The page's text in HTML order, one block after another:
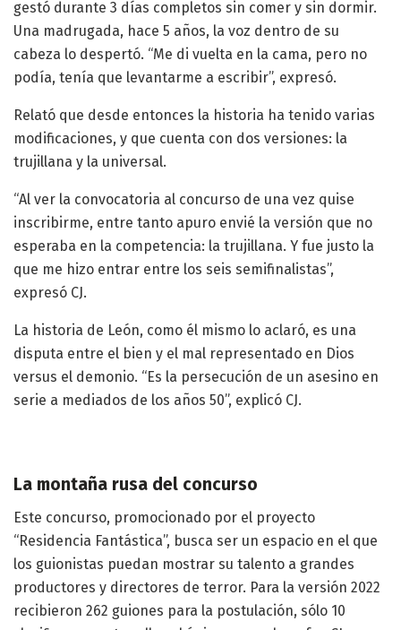
gestó durante 3 días completos sin comer y sin dormir.
Una madrugada, hace 5 años, la voz dentro de su
cabeza lo despertó. “Me di vuelta en la cama, pero no
podía, tenía que levantarme a escribir”, expresó.
Relató que desde entonces la historia ha tenido varias
modificaciones, y que cuenta con dos versiones: la
trujillana y la universal.
“Al ver la convocatoria al concurso de una vez quise
inscribirme, entre tanto apuro envié la versión que no
esperaba en la competencia: la trujillana. Y fue justo la
que me hizo entrar entre los seis semifinalistas”,
expresó CJ.
La historia de León, como él mismo lo aclaró, es una
disputa entre el bien y el mal representado en Dios
versus el demonio. “Es la persecución de un asesino en
serie a mediados de los años 50”, explicó CJ.
La montaña rusa del concurso
Este concurso, promocionado por el proyecto
“Residencia Fantástica”, busca ser un espacio en el que
los guionistas puedan mostrar su talento a grandes
productores y directores de terror. Para la versión 2022
recibieron 262 guiones para la postulación, sólo 10